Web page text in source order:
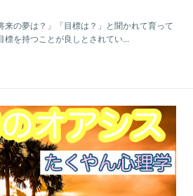
来の夢は？」「目標は？」と聞かれて育って
標を持つことが良しとされてい...